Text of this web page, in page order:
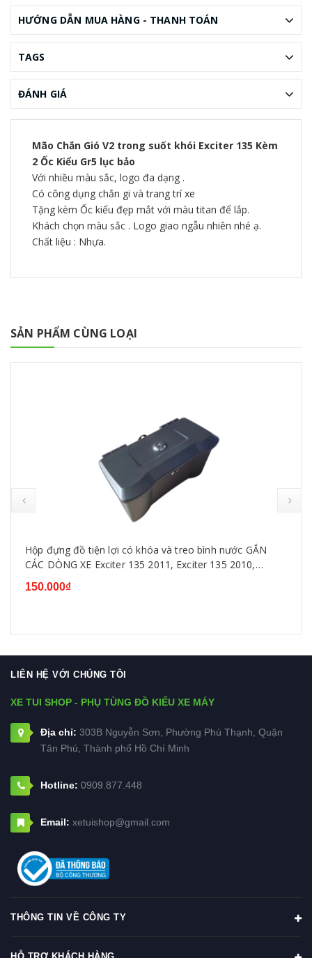
HƯỚNG DẪN MUA HÀNG - THANH TOÁN
TAGS
ĐÁNH GIÁ
Mão Chắn Gió V2 trong suốt khói Exciter 135 Kèm
2 Ốc Kiểu Gr5 lục bảo
Với nhiều màu sắc, logo đa dạng .
Có công dụng chắn gi và trang trí xe
Tặng kèm Ốc kiểu đẹp mắt với màu titan để lắp.
Khách chọn màu sắc . Logo giao ngẫu nhiên nhé ạ.
Chất liệu : Nhựa.
SẢN PHẨM CÙNG LOẠI
Hộp đựng đồ tiện lợi có khóa và treo bình nước GẮN
CÁC DÒNG XE Exciter 135 2011, Exciter 135 2010,
Exciter 150,WINNER ,SIRIUS, WAVE...
150.000₫
LIÊN HỆ VỚI CHÚNG TÔI
XE TUI SHOP - PHỤ TÙNG ĐỒ KIỂU XE MÁY
Địa chỉ: 303B Nguyễn Sơn, Phường Phú Thạnh, Quận
Tân Phú, Thành phố Hồ Chí Minh
Hotline: 0909.877.448
Email: xetuishop@gmail.com
THÔNG TIN VỀ CÔNG TY